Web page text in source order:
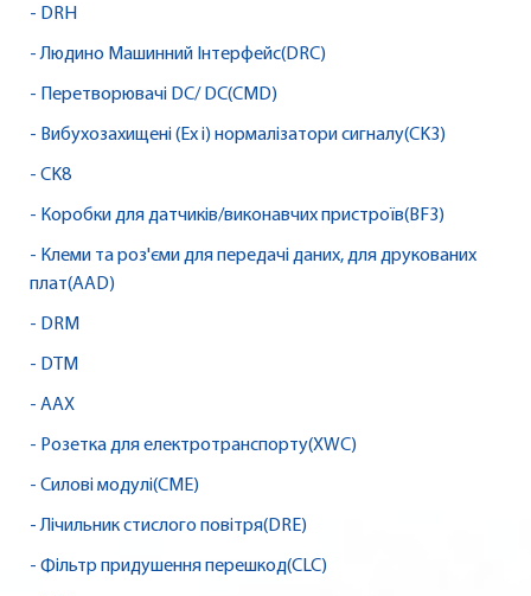
- DRH
- Людино Машинний Інтерфейс(DRC)
- Перетворювачі DC/ DC(CMD)
- Вибухозахищені (Ex i) нормалізатори сигналу(CK3)
- CK8
- Коробки для датчиків/виконавчих пристроїв(BF3)
- Клеми та роз'єми для передачі даних, для друкованих
плат(AAD)
- DRM
- DTM
- AAX
- Розетка для електротранспорту(XWC)
- Силові модулі(CME)
- Лічильник стислого повітря(DRE)
- Фільтр придушення перешкод(CLC)